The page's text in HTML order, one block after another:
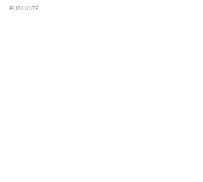
PUBLICITÉ